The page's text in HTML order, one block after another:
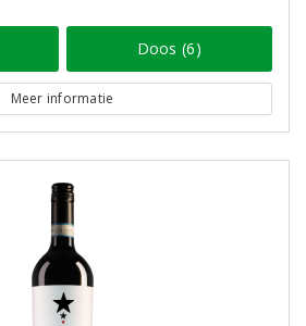
Doos (6)
Meer informatie